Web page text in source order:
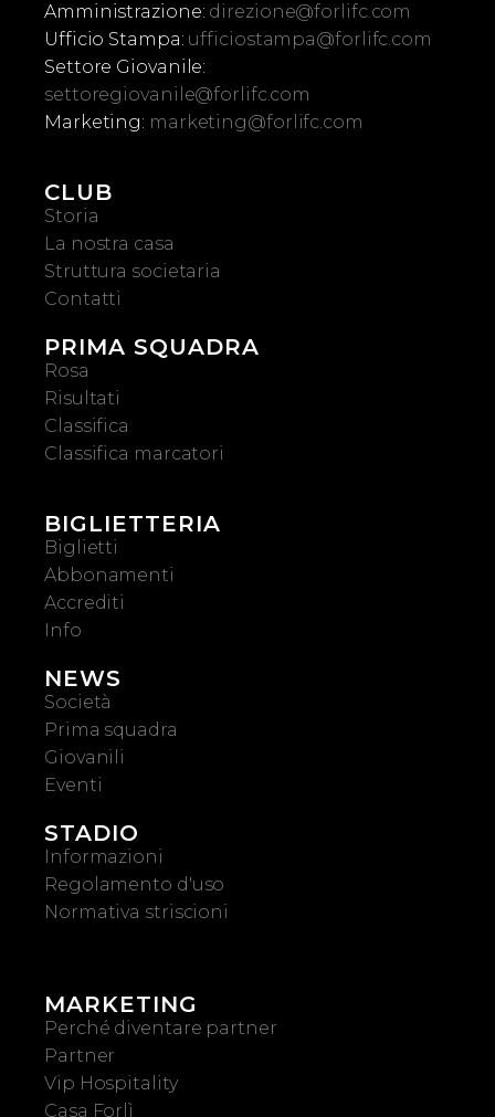
Amministrazione: direzione@forlifc.com
Ufficio Stampa: ufficiostampa@forlifc.com
Settore Giovanile:
settoregiovanile@forlifc.com
Marketing: marketing@forlifc.com
CLUB
Storia
La nostra casa
Struttura societaria
Contatti
PRIMA SQUADRA
Rosa
Risultati
Classifica
Classifica marcatori
BIGLIETTERIA
Biglietti
Abbonamenti
Accrediti
Info
NEWS
Società
Prima squadra
Giovanili
Eventi
STADIO
Informazioni
Regolamento d'uso
Normativa striscioni
MARKETING
Perché diventare partner
Partner
Vip Hospitality
Casa Forlì